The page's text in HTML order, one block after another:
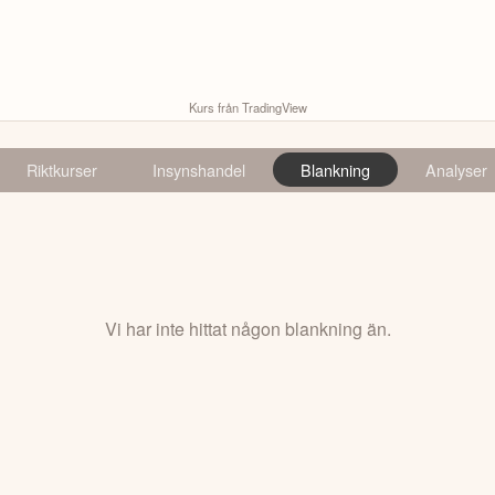
Kurs från TradingView
Riktkurser Insynshandel Blankning Analyser
Vi har inte hittat någon blankning än.